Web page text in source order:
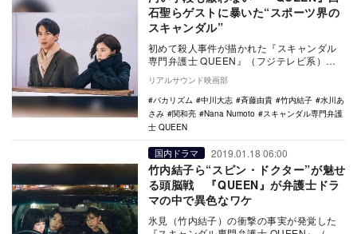
石聖らゲストに暴いた“スポーツ界の
スキャンダル”
初めて殺人事件が描かれた『スキャンダル
専門弁護士 QUEEN』（フジテレビ系）第3
話。ゲストに白石聖、石田ニコルが登場し
センセー…
リアルサウンド映画部
バカリズム
中川大志 斉藤由貴 竹内結子
水川あ
さみ
関和亮 Nana Numoto
スキャンダル専門弁護
士 QUEEN
国内ドラマ 2019.01.18 06:00
竹内結子ら“スピン・ドクター”が魅せ
る頭脳戦 『QUEEN』が弁護士ドラ
マの中で異色なワケ
氷見（竹内結子）の衝撃の事実が発覚した